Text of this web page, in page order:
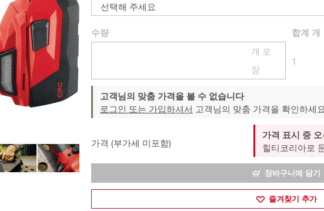
선택해 주세요
수량
개 포
장
합계 개
1
고객님의 맞춤 가격을 볼 수 없습니다
로그인 또는 가입하셔서 고객님의 맞춤 가격을 확인하세요
가격 (부가세 미포함)
가격 표시 중
힐티코리아로
장바구니에 담기
즐겨찾기 추가